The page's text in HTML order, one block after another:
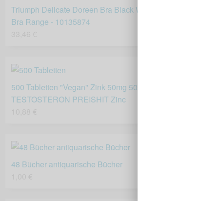
Triumph Delicate Doreen Bra Black World Best Selling
Bra Range - 10135874
500 Tabletten "Vegan" Zink 50mg 50 mg AKNE
TESTOSTERON PREISHIT Zinc
48 Bücher antiquarische Bücher